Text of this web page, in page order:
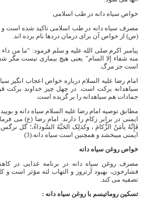
خواص سیاه دانه در طب اسلامی
مصرف سیاه دانه در طب اسلامی تاکید شده است و
(ص) از خواص آن برای درمان دردها نام برده اند.
پیامبر اکرم صلی الله علیه و سلم فرمود: “ما من داء
منه شفاء إلا السام” یعنی هیچ بیماری نیست مگر
است جز مرگ.
امام رضا علیه السلام درباره خواص اعجاب انگیز
سیاهدانه برکت است. در چهل چیز خداوند برکت
جمادات هم سیاهدانه را بر گزیده است.
مطابق توصیه امام رضا علیه السلام سیاه دانه و
ایمنی در برابر زکام را دارند. امام رضا (ع) می
فَإِنَّهُ یأمَنُ الزُّکامَ ، وکذلِک الحَبَّهُ السَّوداءُ،؛ گل نرگس
ایمنی می‏بخشد و همچنین است سیاه دانه.(3)
خواص روغن سیاه دانه
مصرف روغن سیاه دانه در برنامه غذایی در
فشارخون، بهبود آرتروز و التهاب لثه مۆثر است و
تصفیه می کند.
تسکین روماتیسم با روغن سیاه دانه :